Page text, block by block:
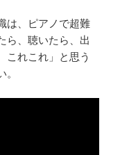
は、ピアノで超難
ら、聴いたら、出
これこれ」と思う